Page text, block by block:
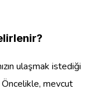
ulaşmak istediği
Öncelikle, mevcut